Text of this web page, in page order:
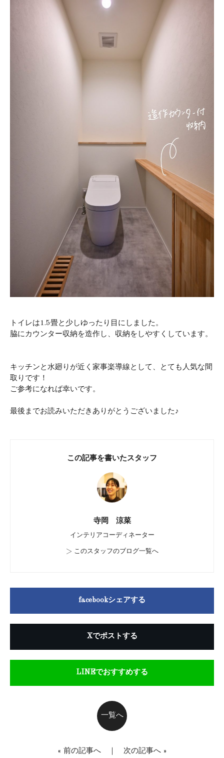
トイレは1.5畳と少しゆったり目にしました。
脇にカウンター収納を造作し、収納をしやすくしています。
キッチンと水廻りが近く家事楽導線として、とても人気な間
取りです！
ご参考になれば幸いです。
最後までお読みいただきありがとうございました♪
この記事を書いたスタッフ
寺岡 涼菜
インテリアコーディネーター
> このスタッフのブログ一覧へ
facebookシェアする
Xでポストする
LINEでおすすめする
一覧へ
« 前の記事へ｜ 次の記事へ»